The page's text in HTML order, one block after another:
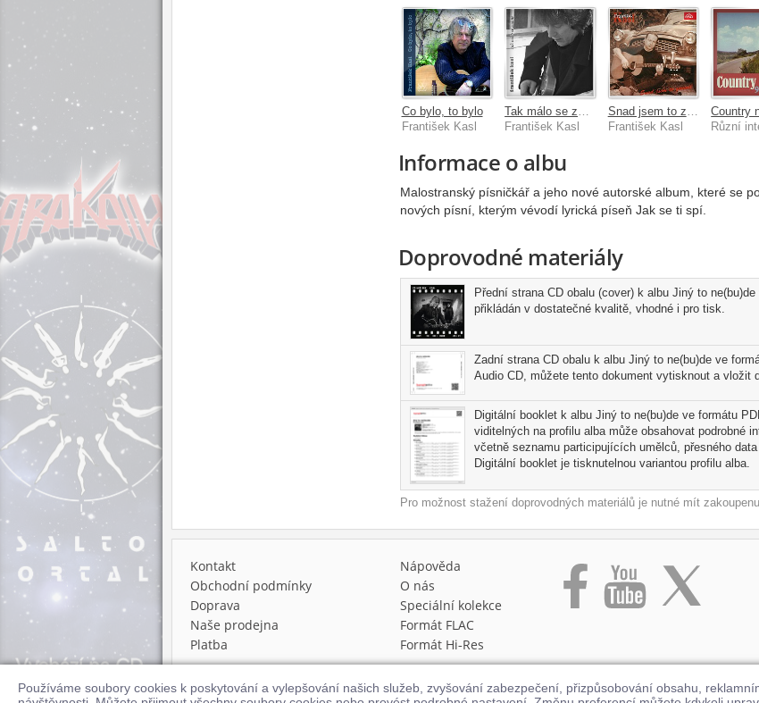
Používáme soubory cookies k poskytování a vylepšování našich služeb, zvyšování zabezpečení, přizpůsobování obsahu,
Co bylo, to bylo
František Kasl
František Kasl
František Kasl
Country
Různí
Informace o albu
Malostranský písničkář a jeho nové autorské album, které se
nových písní, kterým vévodí lyrická píseň Jak se ti spí.
Doprovodné materiály
Přední strana CD obalu (cover) k albu Jiný to
přikládán v dostatečné kvalitě, vhodné i pro tisk.
Zadní strana CD obalu k albu Jiný to ne(bu)de ve
Audio CD, můžete tento dokument vytisknout a vložit
Digitální booklet k albu Jiný to ne(bu)de ve formátu
viditelných na profilu alba může obsahovat podrobné
včetně seznamu participujících umělců, přesného
Digitální booklet je tisknutelnou variantou profilu alba.
Pro možnost stažení doprovodných materiálů je nutné mít
Kontakt
Obchodní podmínky
Doprava
Naše prodejna
Platba
Nápověda
O nás
Speciální kolekce
Formát FLAC
Formát Hi‑Res
© 2026 Supraphonline.cz